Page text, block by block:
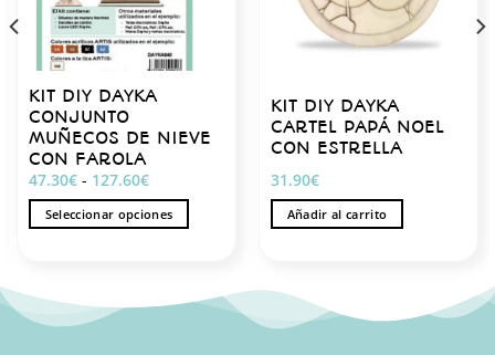
KIT DIY DAYKA
CONJUNTO
MUÑECOS DE NIEVE
CON FAROLA
47.30€ - 127.60€Rango
de
precios:
desde
47.30€
Seleccionar opciones
múltiples
variantes.
KIT DIY DAYKA
CARTEL PAPÁ NOEL
CON ESTRELLA
31.90€
Añadir al carrito